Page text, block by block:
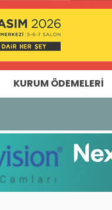
KURUM ÖDEMELERI